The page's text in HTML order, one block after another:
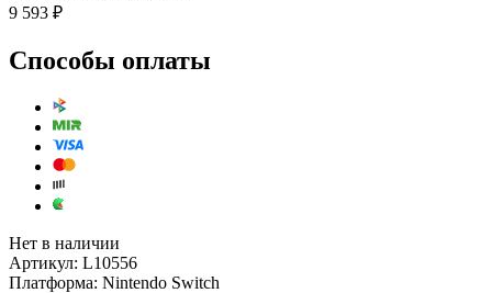
9 593 ₽
Способы оплаты
Нет в наличии
Артикул: L10556
Платформа: Nintendo Switch